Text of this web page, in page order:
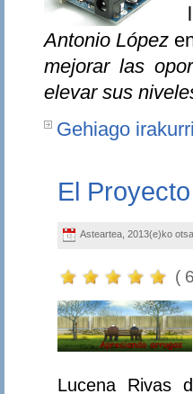
Antonio López
mejorar las
elevar sus
Gehiago
El
Asteartea, 2013(e)ko
(
Lucena Rivas